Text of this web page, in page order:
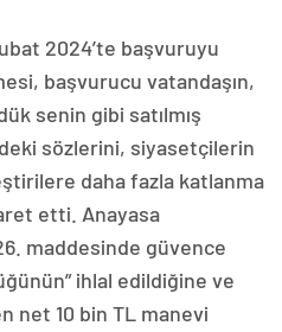
2024’te başvuruyu
başvurucu vatandaşın,
senin gibi satılmış
sözlerini, siyasetçilerin
daha fazla katlanma
etti. Anayasa
maddesinde güvence
ihlal edildiğine ve
net 10 bin TL manevi